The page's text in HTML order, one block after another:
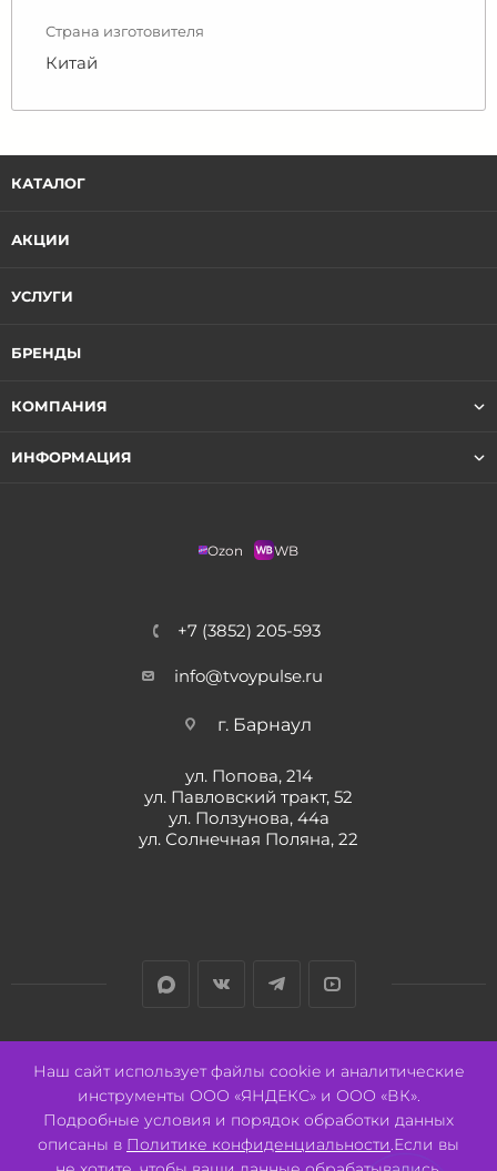
Страна изготовителя
Китай
КАТАЛОГ
АКЦИИ
УСЛУГИ
БРЕНДЫ
КОМПАНИЯ
ИНФОРМАЦИЯ
Ozon WB
+7 (3852) 205-593
info@tvoypulse.ru
г. Барнаул
ул. Попова, 214
ул. Павловский тракт, 52
ул. Ползунова, 44а
ул. Солнечная Поляна, 22
Разработано:Авалон
Наш сайт использует файлы cookie и аналитические
инструменты ООО «ЯНДЕКС» и ООО «ВК».
Подробные условия и порядок обработки данных
описаны в Политике конфиденциальности.Если вы